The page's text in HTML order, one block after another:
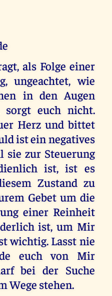
als Folge einer
ungeachtet, wie
in den Augen
sorgt euch nicht.
Herz und bittet
ist ein negatives
sie zur Steuerung
ist, ist es
Zustand zu
Gebet um die
einer Reinheit
ist, um Mir
wichtig. Lasst nie
euch von Mir
bei der Suche
Wege stehen.